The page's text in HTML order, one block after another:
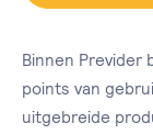
Binnen Previder
points van
uitgebreide